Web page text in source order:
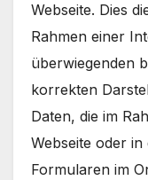
Webseite. Dies
Rahmen einer
überwiegenden
korrekten
Daten, die im
Webseite oder
Formularen im